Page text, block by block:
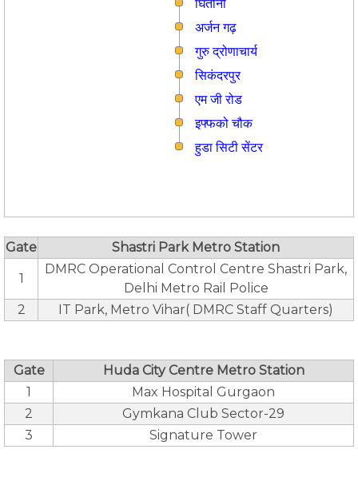
घितोर्नी
अर्जन गढ़
गुरु द्रोणाचार्य
सिकंदरपुर
एम जी रोड
इफ्फको चौक
हुडा सिटी सेंटर
Gate Shastri Park Metro Station
1
DMRC Operational Control Centre Shastri Park,
Delhi Metro Rail Police
2
IT Park, Metro Vihar( DMRC Staff Quarters)
Gate
Huda City Centre Metro Station
1
Max Hospital Gurgaon
2
Gymkana Club Sector-29
3
Signature Tower